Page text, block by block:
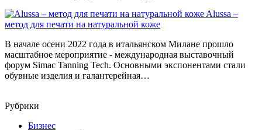
Alussa –
метод для печати на натуральной коже
В начале осени 2022 года в итальянском Милане прошло
масштабное мероприятие - международная выставочный
форум Simac Tanning Tech. Основными экспонентами стали
обувные изделия и галантерейная…
Рубрики
Бизнес